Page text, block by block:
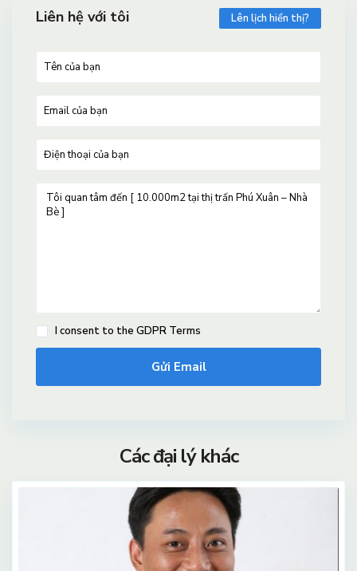
Liên hệ với tôi Lên lịch hiển thị?
I consent to the GDPR Terms
Các đại lý khác